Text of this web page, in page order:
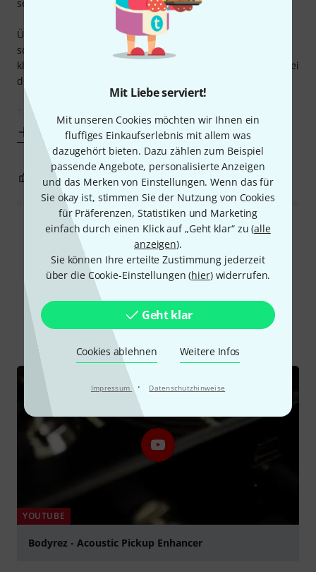
Mit Liebe serviert!
Mit unseren Cookies möchten wir Ihnen ein
fluffiges Einkaufserlebnis mit allem was
dazugehört bieten. Dazu zählen zum Beispiel
passende Angebote, personalisierte Anzeigen
und das Merken von Einstellungen. Wenn das für
Sie okay ist, stimmen Sie der Nutzung von Cookies
für Präferenzen, Statistiken und Marketing
einfach durch einen Klick auf „Geht klar“ zu (alle
anzeigen).
Sie können Ihre erteilte Zustimmung jederzeit
über die Cookie-Einstellungen (hier) widerrufen.
Geht klar
Cookies ablehnen Weitere Infos
Impressum · Datenschutzhinweise
sehr zufrieden.
Über die Konstruktion des Gehäuses habe ich mich aber
schon oft geärgert. Nur um die Elektronik in eines dieser
kleinen TC-Gehäuse zu quetschen, werden dem Nutzer zwei
dicke Knüppel zwischen die Beine geworfen:
1. In
Mehr anzeigen
BEWERTUNG MELDEN
Alle Bewertungen lesen
Schon gewusst?
Alle Videos Testberichte Downloads
YOUTUBE
Bodyrez - Acoustic Pickup Enhancer